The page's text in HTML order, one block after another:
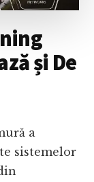
și De
a
sistemelor